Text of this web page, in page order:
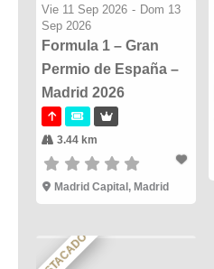
Vie 11 Sep 2026 - Dom 13
Sep 2026
Formula 1 – Gran
Permio de España –
Madrid 2026
3.44 km
Madrid Capital, Madrid